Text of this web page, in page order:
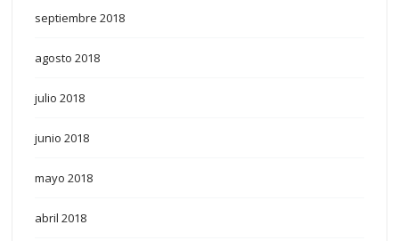
septiembre 2018
agosto 2018
julio 2018
junio 2018
mayo 2018
abril 2018